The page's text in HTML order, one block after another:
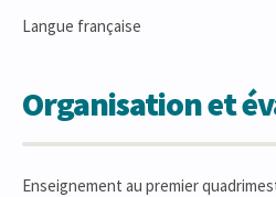
Langue française
Organisation et
Enseignement au premier